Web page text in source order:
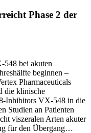
Phase 2 der
548 bei akuten
beginnen –
Pharmaceuticals
die klinische
Inhibitors VX-548 in die
Studien an Patienten
viszeralen Arten akuter
für den Übergang…